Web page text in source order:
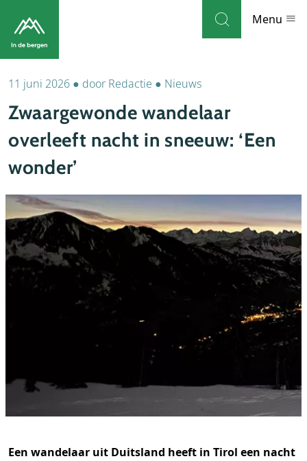
Menu
Bestemmingen
Weblog
Accommodaties
Thema's
Bezienswaardigheden
Tips
11 juni 2026 ● door Redactie ● Nieuws
Zwaargewonde wandelaar
overleeft nacht in sneeuw: ‘Een
wonder’
Een wandelaar uit Duitsland heeft in Tirol een nacht